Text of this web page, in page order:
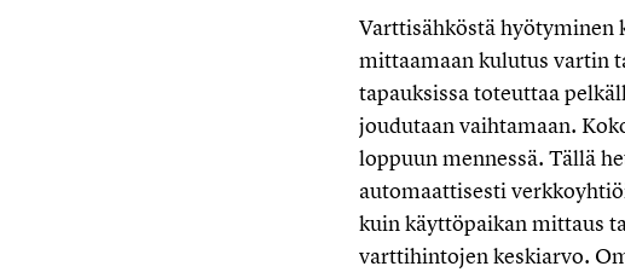
Varttisähköstä hyötyminen
mittaamaan kulutus vartin
tapauksissa toteuttaa
joudutaan vaihtamaan.
loppuun mennessä. Tällä
automaattisesti
kuin käyttöpaikan mittaus
varttihintojen keskiarvo.